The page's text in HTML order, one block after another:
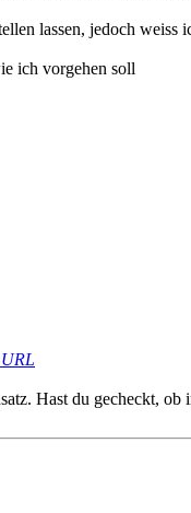
lassen, jedoch
ich vorgehen soll
Hast du gecheckt,